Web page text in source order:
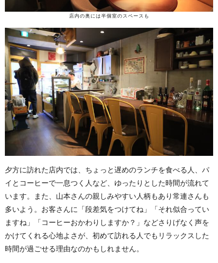
店内の奥には半個室のスペースも
夕方に訪れた店内では、ちょっと遅めのランチを食べる人、パ
イとコーヒーで一息つく人など、ゆったりとした時間が流れて
います。また、山本さんの親しみやすい人柄もあり常連さんも
多いよう。お客さんに「段差気をつけてね」「それ似合ってい
ますね」「コーヒーおかわりしますか？」などさりげなく声を
かけてくれる心地よさが、初めて訪れる人でもリラックスした
時間が過ごせる理由なのかもしれません。